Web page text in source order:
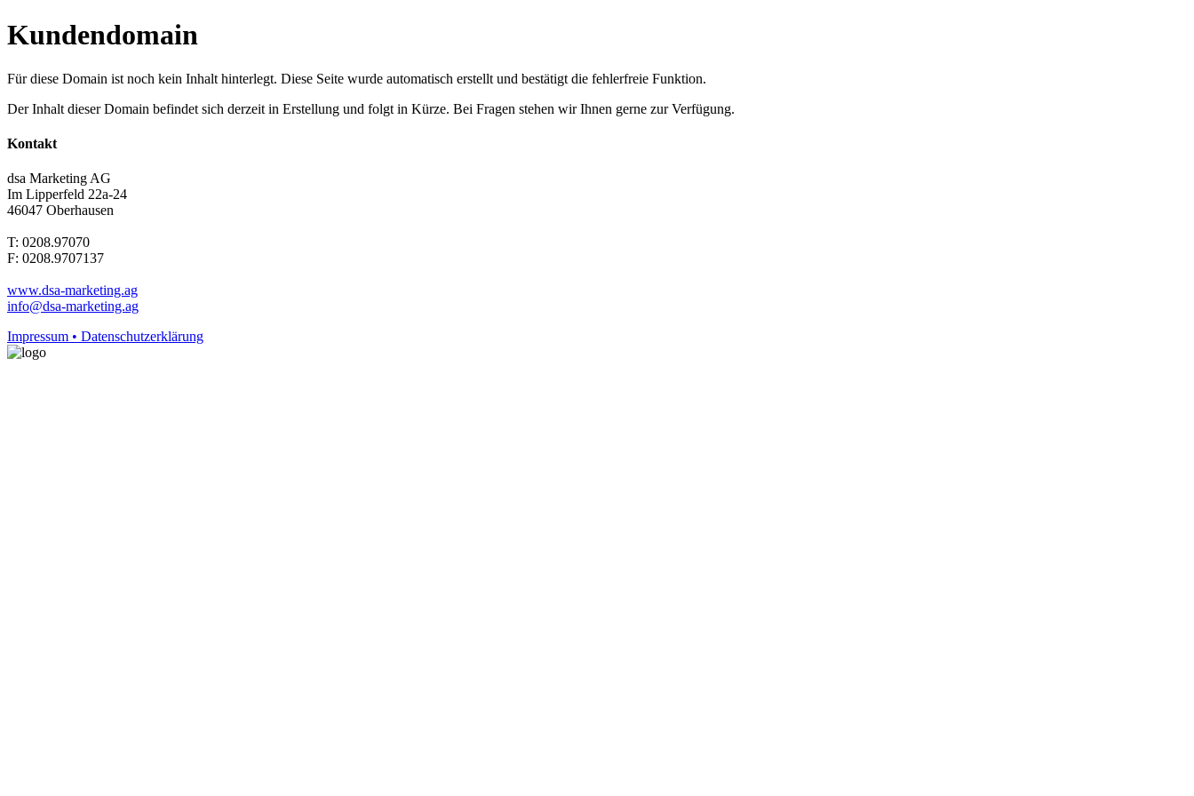
Kundendomain
Für diese Domain ist noch kein Inhalt hinterlegt. Diese Seite wurde automatisch erstellt und bestätigt die fehlerfreie Funktion.
Der Inhalt dieser Domain befindet sich derzeit in Erstellung und folgt in Kürze. Bei Fragen stehen wir Ihnen gerne zur Verfügung.
Kontakt
dsa Marketing AG
Im Lipperfeld 22a-24
46047 Oberhausen
T: 0208.97070
F: 0208.9707137
www.dsa-marketing.ag
info@dsa-marketing.ag
Impressum • Datenschutzerklärung